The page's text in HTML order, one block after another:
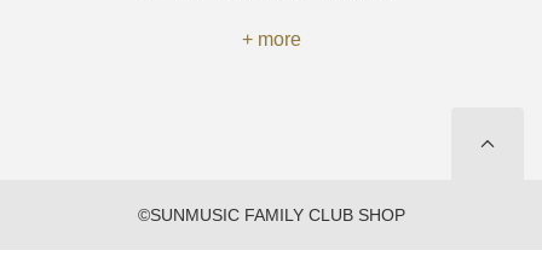
+ more
©SUNMUSIC FAMILY CLUB SHOP